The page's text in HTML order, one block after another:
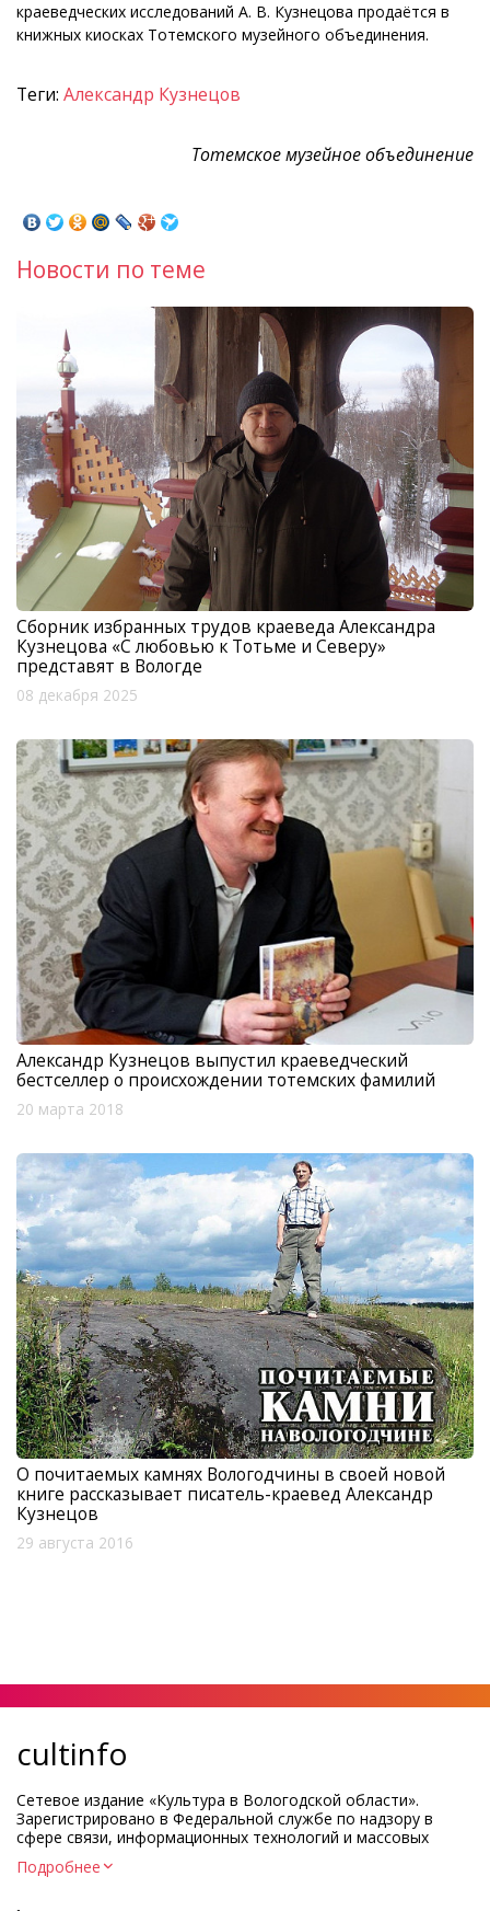
краеведческих исследований А. В. Кузнецова продаётся в
книжных киосках Тотемского музейного объединения.
Теги: Александр Кузнецов
Тотемское музейное объединение
Новости по теме
Сборник избранных трудов краеведа Александра
Кузнецова «С любовью к Тотьме и Северу»
представят в Вологде
08 декабря 2025
Александр Кузнецов выпустил краеведческий
бестселлер о происхождении тотемских фамилий
20 марта 2018
О почитаемых камнях Вологодчины в своей новой
книге рассказывает писатель-краевед Александр
Кузнецов
29 августа 2016
cultinfo
Сетевое издание «Культура в Вологодской области».
Зарегистрировано в Федеральной службе по надзору в
сфере связи, информационных технологий и массовых
Регистрационный номер и дата принятия решения о
Подробнее